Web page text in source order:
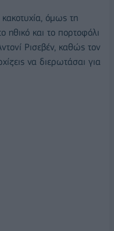
όμως τη
ηθικό και το πορτοφόλι
Ρισεβέν, καθώς τον
να διερωτάσαι για